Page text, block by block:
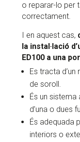
o reparar-lo per
correctament.
I en aquest cas,
la instal·lació
ED100 a una
Es tracta
de soroll.
És un
d’una o dues
És adequada
interiors o